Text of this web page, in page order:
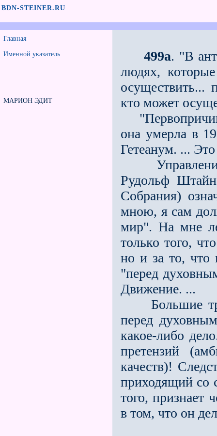
BDN-STEINER.RU
Главная
Именной указатель
МАРИОН ЭДИТ
499а. "В
людях,
осуществить...
кто может
она умерла в
Гетеанум. ...
Управление
Рудольф
Собрания)
мною, я сам
мир". На мне
только того,
но и за то,
"перед
Движение. ...
Большие
перед
какое-либо
претензий
качеств)!
приходящий со
того, признает
в том, что он